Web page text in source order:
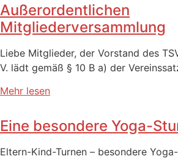
Außerordentlichen
Mitgliederversammlung
Liebe Mitglieder, der Vorstand des
V. lädt gemäß § 10 B a) der
Mehr lesen
Eine besondere Yoga-
Eltern-Kind-Turnen – besondere